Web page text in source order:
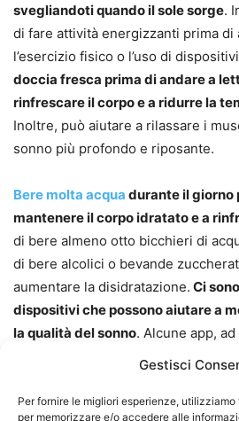
Gestisci
Per fornire le migliori esperienze,
per memorizzare e/o accedere alle
svegliandoti quando il sole sorge.
di fare attività energizzanti prima di
l’esercizio fisico o l’uso di
doccia fresca prima di andare a
rinfrescare il corpo e a ridurre la
Inoltre, può aiutare a rilassare i
sonno più profondo e riposante.
Bere molta acqua durante il giorno
mantenere il corpo idratato e a
di bere almeno otto bicchieri di
di bere alcolici o bevande
aumentare la disidratazione. Ci
dispositivi che possono aiutare a
la qualità del sonno. Alcune app,
la temperatura della camera da
condizioni dell’ambiente. Inoltre,ci